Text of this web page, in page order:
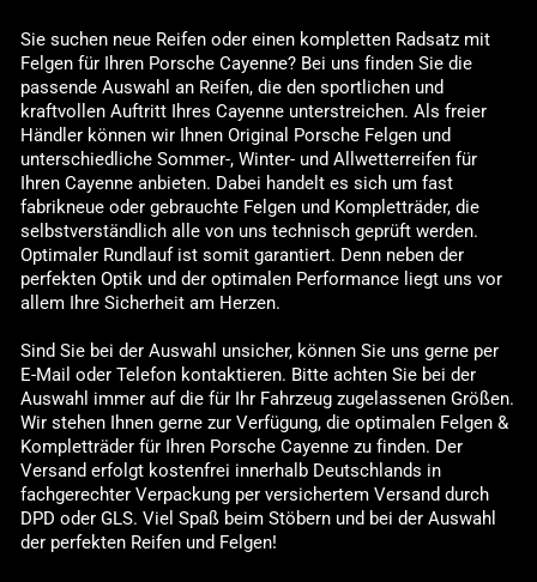
Sie suchen neue Reifen oder einen kompletten Radsatz mit
Felgen für Ihren Porsche Cayenne? Bei uns finden Sie die
passende Auswahl an Reifen, die den sportlichen und
kraftvollen Auftritt Ihres Cayenne unterstreichen. Als freier
Händler können wir Ihnen Original Porsche Felgen und
unterschiedliche Sommer-, Winter- und Allwetterreifen für
Ihren Cayenne anbieten. Dabei handelt es sich um fast
fabrikneue oder gebrauchte Felgen und Kompletträder, die
selbstverständlich alle von uns technisch geprüft werden.
Optimaler Rundlauf ist somit garantiert. Denn neben der
perfekten Optik und der optimalen Performance liegt uns vor
allem Ihre Sicherheit am Herzen.
Sind Sie bei der Auswahl unsicher, können Sie uns gerne per
E-Mail oder Telefon kontaktieren. Bitte achten Sie bei der
Auswahl immer auf die für Ihr Fahrzeug zugelassenen Größen.
Wir stehen Ihnen gerne zur Verfügung, die optimalen Felgen &
Kompletträder für Ihren Porsche Cayenne zu finden. Der
Versand erfolgt kostenfrei innerhalb Deutschlands in
fachgerechter Verpackung per versichertem Versand durch
DPD oder GLS. Viel Spaß beim Stöbern und bei der Auswahl
der perfekten Reifen und Felgen!